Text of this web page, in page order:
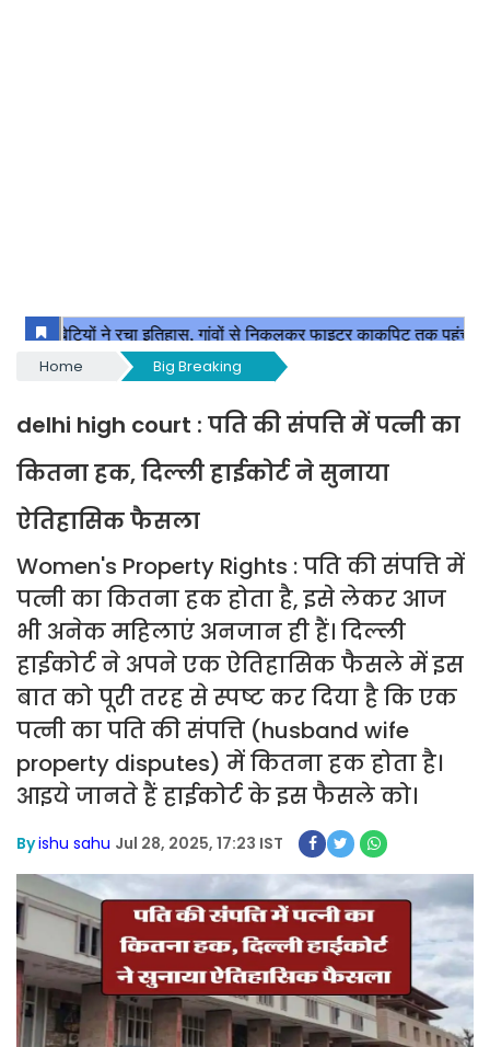
Home Big Breaking
delhi high court : पति की संपत्ति में पत्नी का
कितना हक, दिल्ली हाईकोर्ट ने सुनाया
ऐतिहासिक फैसला
Women's Property Rights : पति की संपत्ति में
पत्नी का कितना हक होता है, इसे लेकर आज
भी अनेक महिलाएं अनजान ही हैं। दिल्ली
हाईकोर्ट ने अपने एक ऐतिहासिक फैसले में इस
बात को पूरी तरह से स्पष्ट कर दिया है कि एक
पत्नी का पति की संपत्ति (husband wife
property disputes) में कितना हक होता है।
आइये जानते हैं हाईकोर्ट के इस फैसले को।
Byishu sahu Jul 28, 2025, 17:23 IST